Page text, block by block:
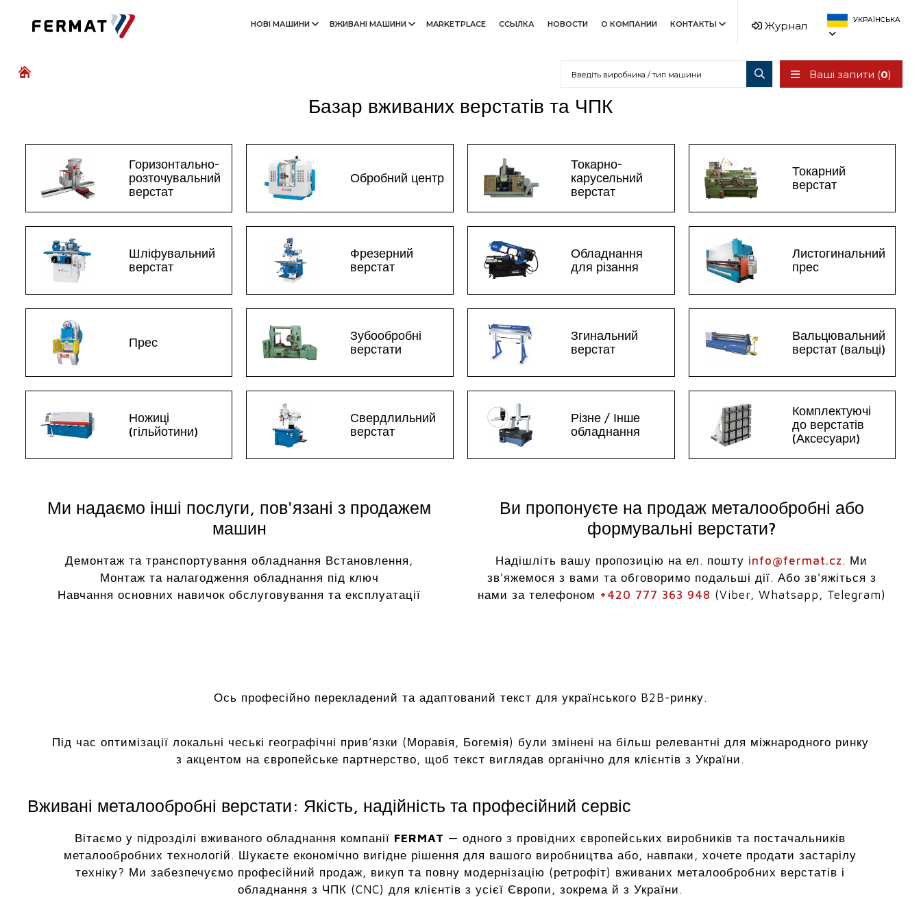
НОВІ МАШИНИ ВЖИВАНІ МАШИНИ MARKETPLACE ССЫЛКА НОВОСТИ О КОМПАНИИ КОНТАКТЫ Журнал УКРАЇНСЬКА
Ваші запити (0)
Базар вживаних верстатів та ЧПК
Горизонтально-
розточувальний
верстат
Обробний центр
Токарно-
карусельний
верстат
Токарний
верстат
Шліфувальний
верстат
Фрезерний
верстат
Обладнання
для різання
Листогинальний
прес
Прес
Зубообробні
верстати
Згинальний
верстат
Вальцювальний
верстат (вальці)
Ножиці
(гільйотини)
Свердлильний
верстат
Різне / Інше
обладнання
Комплектуючі
до верстатів
(Аксесуари)
Ми надаємо інші послуги, пов'язані з продажем
машин
Демонтаж та транспортування обладнання Встановлення,
Монтаж та налагодження обладнання під ключ
Навчання основних навичок обслуговування та експлуатації
Ви пропонуєте на продаж металообробні або
формувальні верстати?
Надішліть вашу пропозицію на ел. пошту info@fermat.cz. Ми
зв'яжемося з вами та обговоримо подальші дії. Або зв'яжіться з
нами за телефоном +420 777 363 948 (Viber, Whatsapp, Telegram)
Ось професійно перекладений та адаптований текст для українського B2B-ринку.
Під час оптимізації локальні чеські географічні прив’язки (Моравія, Богемія) були змінені на більш релевантні для міжнародного ринку
з акцентом на європейське партнерство, щоб текст виглядав органічно для клієнтів з України.
Вживані металообробні верстати: Якість, надійність та професійний сервіс
Вітаємо у підрозділі вживаного обладнання компанії FERMAT — одного з провідних європейських виробників та постачальників
металообробних технологій. Шукаєте економічно вигідне рішення для вашого виробництва або, навпаки, хочете продати застарілу
техніку? Ми забезпечуємо професійний продаж, викуп та повну модернізацію (ретрофіт) вживаних металообробних верстатів і
обладнання з ЧПК (CNC) для клієнтів з усієї Європи, зокрема й з України.